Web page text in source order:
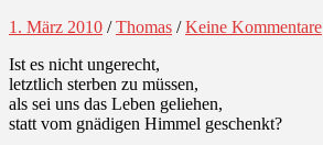
1. März 2010 /Thomas /Keine Kommentare
Ist es nicht ungerecht,
letztlich sterben zu müssen,
als sei uns das Leben geliehen,
statt vom gnädigen Himmel geschenkt?